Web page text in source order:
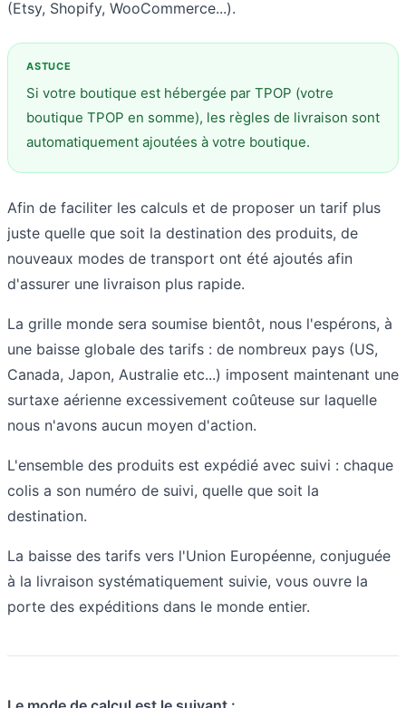
(Etsy, Shopify, WooCommerce...).
Si votre boutique est hébergée par TPOP (votre
boutique TPOP en somme), les règles de livraison sont
automatiquement ajoutées à votre boutique.
Afin de faciliter les calculs et de proposer un tarif plus
juste quelle que soit la destination des produits, de
nouveaux modes de transport ont été ajoutés afin
d'assurer une livraison plus rapide.
La grille monde sera soumise bientôt, nous l'espérons, à
une baisse globale des tarifs : de nombreux pays (US,
Canada, Japon, Australie etc...) imposent maintenant une
surtaxe aérienne excessivement coûteuse sur laquelle
nous n'avons aucun moyen d'action.
L'ensemble des produits est expédié avec suivi : chaque
colis a son numéro de suivi, quelle que soit la
destination.
La baisse des tarifs vers l'Union Européenne, conjuguée
à la livraison systématiquement suivie, vous ouvre la
porte des expéditions dans le monde entier.